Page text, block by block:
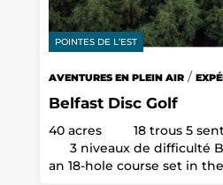
POINTES DE L’EST
AVENTURES EN PLEIN AIR/
Belfast Disc Golf
40 acres 18 trous 5
3 niveaux de difficulté
an 18-hole course set in